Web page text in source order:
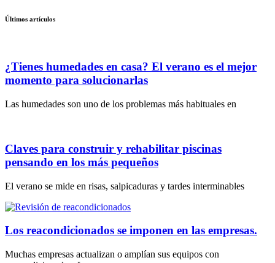
Últimos artículos
¿Tienes humedades en casa? El verano es el mejor
momento para solucionarlas
Las humedades son uno de los problemas más habituales en
Claves para construir y rehabilitar piscinas
pensando en los más pequeños
El verano se mide en risas, salpicaduras y tardes interminables
Los reacondicionados se imponen en las empresas.
Muchas empresas actualizan o amplían sus equipos con